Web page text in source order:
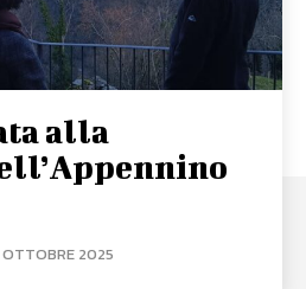
alla
OTTOBRE 2025